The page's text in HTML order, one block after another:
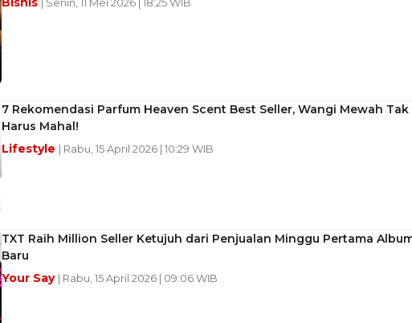
7 Rekomendasi Parfum Heaven Scent Best Seller, Wangi Mewah Tak
Harus Mahal!
Lifestyle | Rabu, 15 April 2026 | 10:29 WIB
TXT Raih Million Seller Ketujuh dari Penjualan Minggu Pertama
Baru
Your Say | Rabu, 15 April 2026 | 09:06 WIB